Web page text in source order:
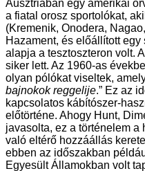
Ausztriában egy amerikai
a fiatal orosz sportolókat,
(Kremenik, Onodera,
Hazament, és előállított
alapja a tesztoszteron volt.
siker lett. Az 1960-as
olyan pólókat viseltek,
bajnokok reggelije.” Ez az
kapcsolatos kábítószer-
előtörténe. Ahogy Hunt,
javasolta, ez a történelem
való eltérő hozzáállás
ebben az időszakban
Egyesült Államokban volt